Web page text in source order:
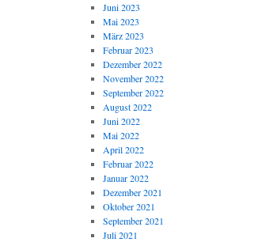
Juni 2023
Mai 2023
März 2023
Februar 2023
Dezember 2022
November 2022
September 2022
August 2022
Juni 2022
Mai 2022
April 2022
Februar 2022
Januar 2022
Dezember 2021
Oktober 2021
September 2021
Juli 2021